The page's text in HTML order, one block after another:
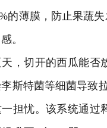
的薄膜，防止果蔬
。
切开的西瓜能否放
斯特菌等细菌导致
担忧。该系统通过